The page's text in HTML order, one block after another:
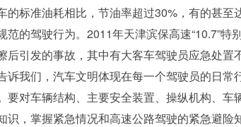
标准油耗相比，节油率超过30%，有的甚至
的驾驶行为。2011年天津滨保高速“10.7”特
引发的事故，其中有大客车驾驶员应急处
我们，汽车文明体现在每一个驾驶员的日
要对车辆结构、主要安全装置、操纵机构、
，掌握紧急情况和高速公路驾驶的紧急避